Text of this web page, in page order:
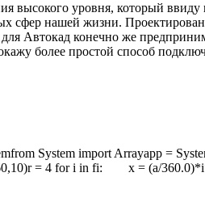
высокого уровня, который
сфер нашей жизни.
Автокад конечно же
более простой способ
System import Arrayapp =
= 4 for i in fi: x =